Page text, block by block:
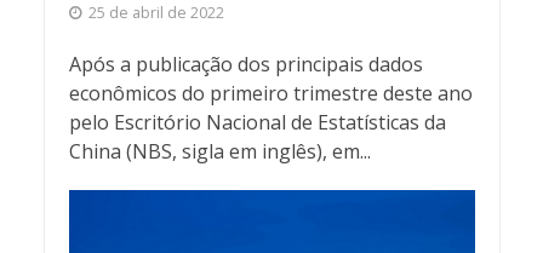
25 de abril de 2022
Após a publicação dos principais dados
econômicos do primeiro trimestre deste ano
pelo Escritório Nacional de Estatísticas da
China (NBS, sigla em inglês), em...